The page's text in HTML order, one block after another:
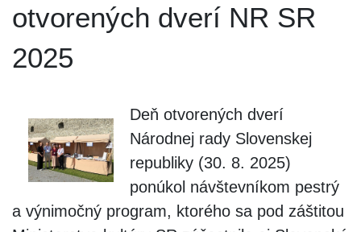
otvorených dverí NR SR
2025
Deň otvorených dverí
Národnej rady Slovenskej
republiky (30. 8. 2025)
ponúkol návštevníkom pestrý
a výnimočný program, ktorého sa pod záštitou